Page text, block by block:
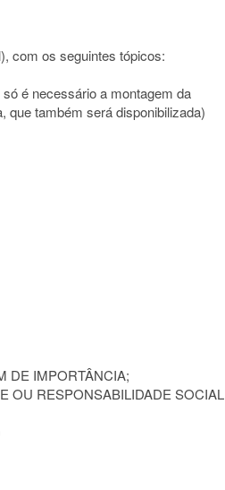
com os seguintes tópicos:
é necessário a montagem da
que também será disponibilizada)
DE IMPORTÂNCIA;
OU RESPONSABILIDADE SOCIAL